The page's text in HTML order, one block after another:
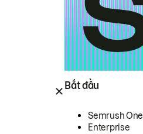
Bắt đầu
Semrush One
Enterprise